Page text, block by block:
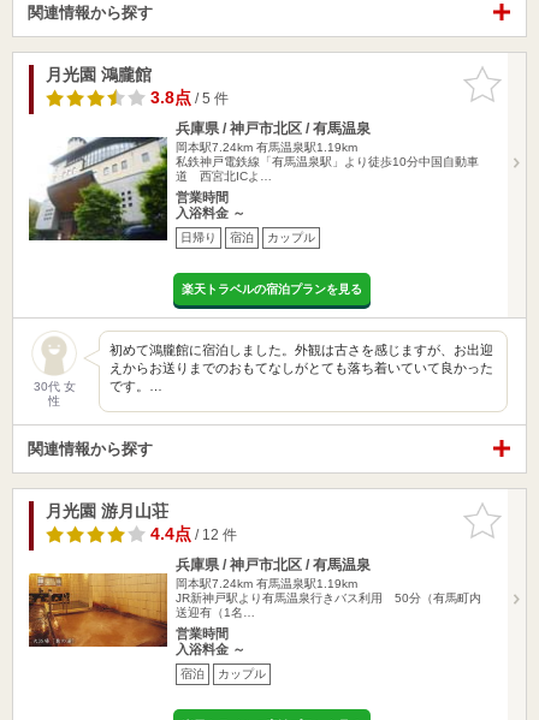
関連情報から探す
お気に入
りに追加
月光園 鴻朧館
3.8点/ 5 件
兵庫県 / 神戸市北区 / 有馬温泉
岡本駅7.24km 有馬温泉駅1.19km
私鉄神戸電鉄線「有馬温泉駅」より徒歩10分中国自動車
道 西宮北ICよ…
営業時間
入浴料金 ～
日帰り 宿泊 カップル
楽天トラベルの宿泊プランを見る
30代 女
性
初めて鴻朧館に宿泊しました。外観は古さを感じますが、お出迎
えからお送りまでのおもてなしがとても落ち着いていて良かった
です。…
関連情報から探す
お気に入
りに追加
月光園 游月山荘
4.4点/ 12 件
兵庫県 / 神戸市北区 / 有馬温泉
岡本駅7.24km 有馬温泉駅1.19km
JR新神戸駅より有馬温泉行きバス利用 50分（有馬町内
送迎有（1名…
営業時間
入浴料金 ～
宿泊 カップル